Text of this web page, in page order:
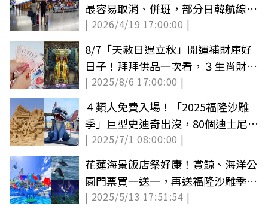
最容易取消、併班，部分日韓航線也
被調整
| 2026/4/19 17:00:00 |
8/7「天赦日遇立秋」開運補財庫好
日子！拜拜供品一次看，３生肖財運
大噴發
| 2025/8/6 17:00:00 |
４類人免費入場！「2025福隆沙雕
季」巨型史迪奇出沒，80個迪士尼角
色集合（中獎公布）
| 2025/7/1 08:00:00 |
花蓮海景飯店祭好康！賞鯨、海洋公
園門票買一送一，再送福隆沙雕季門
票
| 2025/5/13 17:51:54 |